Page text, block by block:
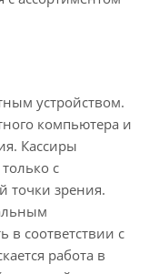
устройством.
компьютера и
Кассиры
с
точки зрения.
в соответствии с
работа в